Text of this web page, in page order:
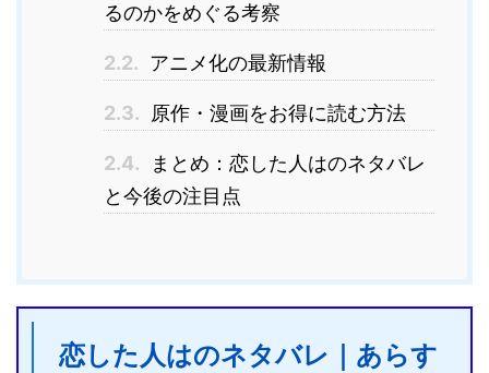
るのかをめぐる考察
2.2. アニメ化の最新情報
2.3. 原作・漫画をお得に読む方法
2.4.
まとめ：恋した人はのネタバレ
と今後の注目点
恋した人はのネタバレ｜あらす